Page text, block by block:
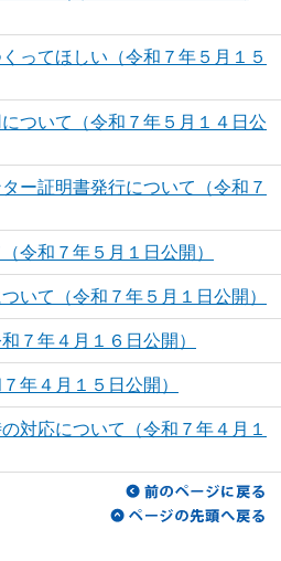
ってほしい（令和７年５月１５
ついて（令和７年５月１４日公
ー証明書発行について（令和７
令和７年５月１日公開）
いて（令和７年５月１日公開）
７年４月１６日公開）
年４月１５日公開）
対応について（令和７年４月１